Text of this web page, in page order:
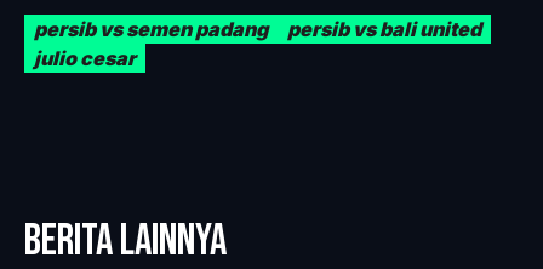
persib vs semen padang
persib vs bali united
julio cesar
BERITA LAINNYA